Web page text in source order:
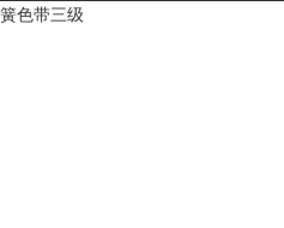
簧色带三级